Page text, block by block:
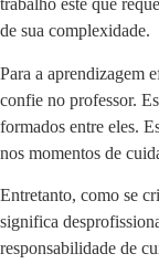
trabalho este que
de sua complexidade.
Para a aprendizagem
confie no professor.
formados entre eles.
nos momentos de
Entretanto, como se
significa
responsabilidade de